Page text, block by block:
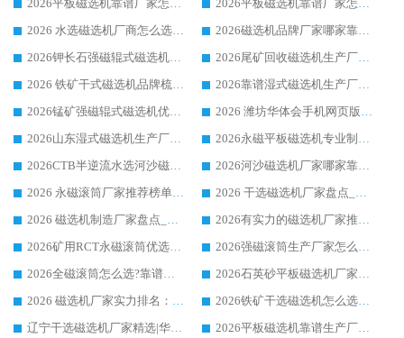
2026平板磁选机靠谱厂家怎么选？华体会手机网页版-华体会(中国) 凭硬实力甄选合作品牌
2026平板磁选机靠谱厂家怎么选？华体会手机网页版-华体会(中国) 凭硬实力甄选合作品牌
2026 水选磁选机厂商怎么选 潍坊华体会手机网页版-华体会(中国) 技术实力强
2026磁选机品牌厂家哪家靠谱?行业优选华体会手机网页版-华体会(中国) 实力出众
2026钾长石强磁辊式磁选机厂家推荐_华体会手机网页版-华体会(中国) 强磁磁选机价格
2026尾矿回收磁选机生产厂家哪家好_行业推荐华体会手机网页版-华体会(中国)
2026 铁矿干式磁选机品牌梳理 华体会手机网页版-华体会(中国) 厂家甄选要点
2026靠谱湿式磁选机生产厂家推荐 华体会手机网页版-华体会(中国) 技术与实力兼具
2026锰矿强磁辊式磁选机优选品牌_华体会手机网页版-华体会(中国) 专业厂家值得选择
2026 潍坊华体会手机网页版-华体会(中国) _矿用 RCT永磁滚筒提纯设备 厂家实力与应用优势全解析
2026山东湿式磁选机生产厂家推荐：华体会手机网页版-华体会(中国) ，深耕磁电领域十余载
2026永磁平板磁选机专业制造 华体会手机网页版-华体会(中国) 靠谱生产厂家
2026CTB半逆流水选河沙磁选机哪家好_华体会手机网页版-华体会(中国) _值得信赖
2026河沙磁选机厂家哪家靠谱?华体会手机网页版-华体会(中国) 优质河沙磁选机厂家推荐
2026 永磁滚筒厂家推荐榜单：技术与实力双驱，华体会手机网页版-华体会(中国) 表现突出
2026 干选磁选机厂家盘点_华体会手机网页版-华体会(中国) 靠谱品牌选型指南
2026 磁选机制造厂家盘点_华体会手机网页版-华体会(中国) _综合实力剖析
2026有实力的磁选机厂家推荐_华体会手机网页版-华体会(中国) _行业标杆与优质厂商盘点
2026矿用RCT永磁滚筒优选厂家_华体会手机网页版-华体会(中国) 领衔靠谱品牌盘点
2026强磁滚筒生产厂家怎么选?行业口碑推荐华体会手机网页版-华体会(中国)
2026全磁滚筒怎么选?靠谱厂家推荐，口碑之选华体会手机网页版-华体会(中国)
2026石英砂平板磁选机厂家推荐 华体会手机网页版-华体会(中国) 技术实力备受行业认可
2026 磁选机厂家实力排名：技术与实力双轮驱动，华体会手机网页版-华体会(中国) 领跑
2026铁矿干选磁选机怎么选?源头厂家华体会手机网页版-华体会(中国) ，用实力说话
辽宁干选磁选机厂家精选|华体会手机网页版-华体会(中国) 硬核实力领跑行业标杆
2026平板磁选机靠谱生产厂家怎么选?行业标杆华体会手机网页版-华体会(中国) ，凭硬实力脱颖而出